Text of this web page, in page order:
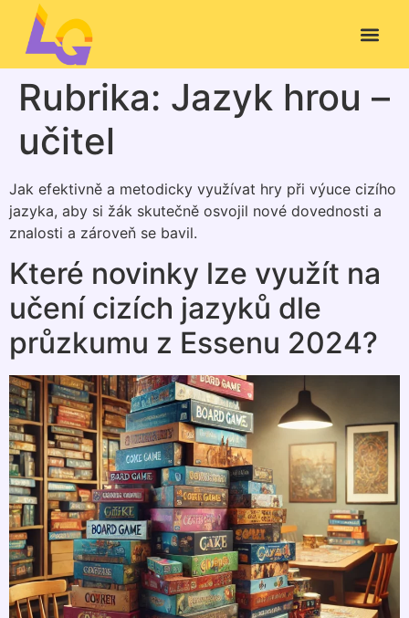
Rubrika: Jazyk hrou –
učitel
Jak efektivně a metodicky využívat hry při výuce cizího
jazyka, aby si žák skutečně osvojil nové dovednosti a
znalosti a zároveň se bavil.
Které novinky lze využít na
učení cizích jazyků dle
průzkumu z Essenu 2024?